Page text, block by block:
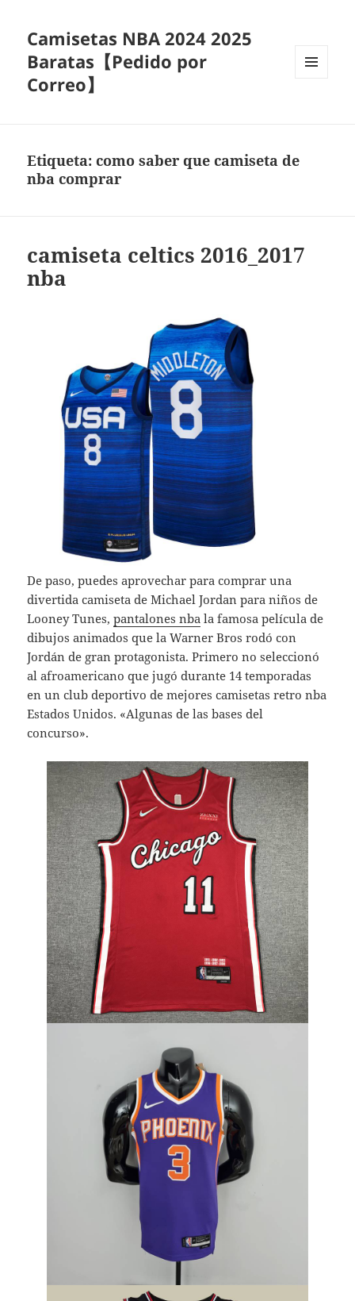
Camisetas NBA 2024 2025
Baratas【Pedido por
Correo】
Etiqueta:como saber que camiseta de
nba comprar
camiseta celtics 2016_2017
nba
De paso, puedes aprovechar para comprar una
divertida camiseta de Michael Jordan para niños de
Looney Tunes,pantalones nba la famosa película de
dibujos animados que la Warner Bros rodó con
Jordán de gran protagonista. Primero no seleccionó
al afroamericano que jugó durante 14 temporadas
en un club deportivo de mejores camisetas retro nba
Estados Unidos. «Algunas de las bases del
concurso».